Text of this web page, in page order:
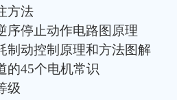
方法
序停止动作电路图原理
制动控制原理和方法图解
的45个电机常识
级